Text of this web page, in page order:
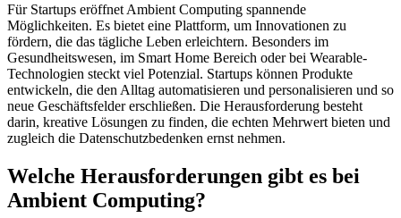
Für Startups eröffnet Ambient Computing spannende
Möglichkeiten. Es bietet eine Plattform, um Innovationen zu
fördern, die das tägliche Leben erleichtern. Besonders im
Gesundheitswesen, im Smart Home Bereich oder bei Wearable-
Technologien steckt viel Potenzial. Startups können Produkte
entwickeln, die den Alltag automatisieren und personalisieren und so
neue Geschäftsfelder erschließen. Die Herausforderung besteht
darin, kreative Lösungen zu finden, die echten Mehrwert bieten und
zugleich die Datenschutzbedenken ernst nehmen.
Welche Herausforderungen gibt es bei
Ambient Computing?